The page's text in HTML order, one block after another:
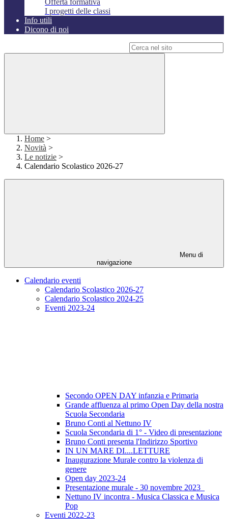
Offerta formativa
I progetti delle classi
Info utili
Dicono di noi
Home >
Novità >
Le notizie >
Calendario Scolastico 2026-27
Menu di
navigazione
Calendario eventi
Calendario Scolastico 2026-27
Calendario Scolastico 2024-25
Eventi 2023-24
Secondo OPEN DAY infanzia e Primaria
Grande affluenza al primo Open Day della nostra
Scuola Secondaria
Bruno Conti al Nettuno IV
Scuola Secondaria di 1° - Video di presentazione
Bruno Conti presenta l'Indirizzo Sportivo
IN UN MARE DI....LETTURE
Inaugurazione Murale contro la violenza di
genere
Open day 2023-24
Presentazione murale - 30 novembre 2023
Nettuno IV incontra - Musica Classica e Musica
Pop
Eventi 2022-23